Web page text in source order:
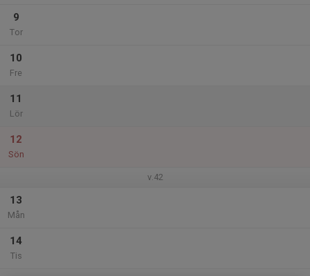
9
Tor
10
Fre
11
Lör
12
Sön
v.42
13
Mån
14
Tis